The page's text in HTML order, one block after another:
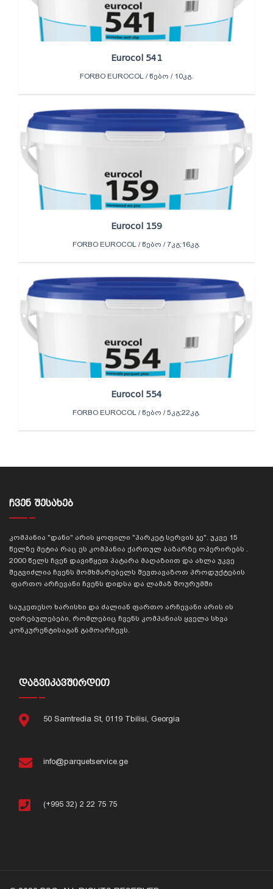
Eurocol 541
FORBO EUROCOL / ᲬᲔᲑᲝ / 10ᲙᲒ.
Eurocol 159
FORBO EUROCOL / ᲬᲔᲑᲝ / 7ᲙᲒ;16ᲙᲒ.
Eurocol 554
FORBO EUROCOL / ᲬᲔᲑᲝ / 5ᲙᲒ;22ᲙᲒ.
ᲩᲕᲔᲜ ᲨᲔᲡᲐᲮᲔᲑ
კომპანია "დანი" არის ყოფილი "პარკეტ სერვის ჯე". უკვე 15
წელზე მეტია რაც ეს კომპანია ქართულ ბაზარზე ოპერირებს .
2000 წელს ჩვენ დავიწყეთ პატარა მაღაზიით და ახლა უკვე
შეგვიძლია ჩვენს მომხმარებელს შევთავაზოთ პროდუქტების
ფართო არჩევანი ჩვენს დიდსა და ლამაზ შოურუმში
საუკეთესო ხარისხი და ძალიან ფართო არჩევანი არის ის
ღირებულებები, რომლებიც ჩვენს კომპანიას ყველა სხვა
კონკურენტისაგან გამოარჩევს.
ᲓᲐᲒᲕᲘᲙᲐᲕᲨᲘᲠᲓᲘᲗ
50 Samtredia St, 0119 Tbilisi, Georgia
info@parquetservice.ge
(+995 32) 2 22 75 75